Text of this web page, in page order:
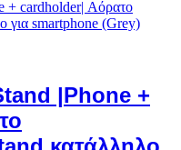
|Phone +